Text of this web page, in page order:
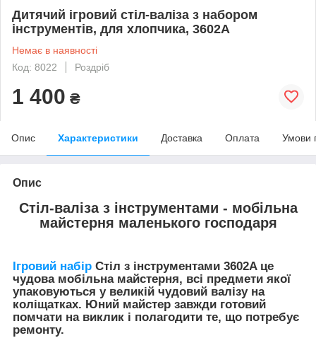
Дитячий ігровий стіл-валіза з набором
інструментів, для хлопчика, 3602А
Немає в наявності
Код: 8022
Роздріб
1 400 ₴
Опис Характеристики Доставка Оплата Умови
Опис
Стіл-валіза з інструментами - мобільна
майстерня маленького господаря
Ігровий набір Стіл з інструментами 3602A це
чудова мобільна майстерня, всі предмети якої
упаковуються у великій чудовий валізу на
коліщатках. Юний майстер завжди готовий
помчати на виклик і полагодити те, що потребує
ремонту.